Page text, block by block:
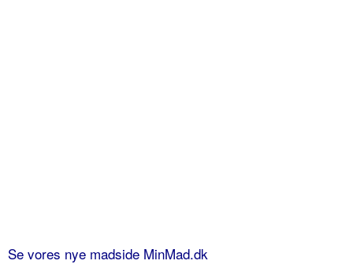
Se vores nye madside MinMad.dk